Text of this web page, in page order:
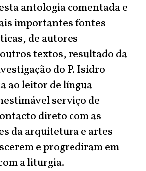
antologia comentada e
importantes fontes
de autores
textos, resultado da
do P. Isidro
ao leitor de língua
serviço de
direto com as
da arquitetura e artes
e progrediram em
a liturgia.